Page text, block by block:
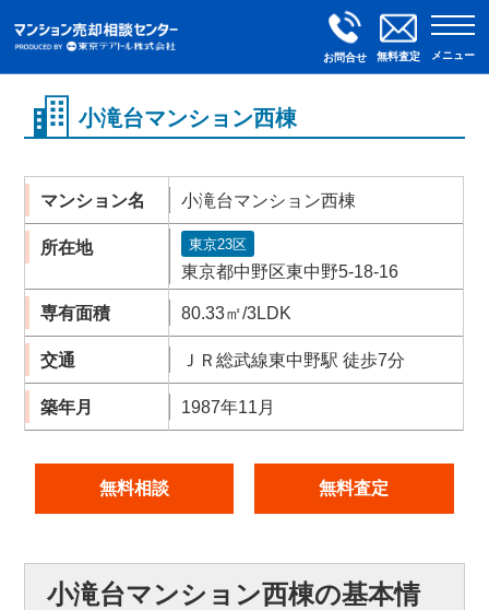
お問合せ 無料査定 メニュー
小滝台マンション西棟
マンション名 小滝台マンション西棟
所在地 東京23区
東京都中野区東中野5-18-16
専有面積 80.33㎡/3LDK
交通 ＪＲ総武線東中野駅 徒歩7分
築年月 1987年11月
無料相談 無料査定
小滝台マンション西棟の基本情